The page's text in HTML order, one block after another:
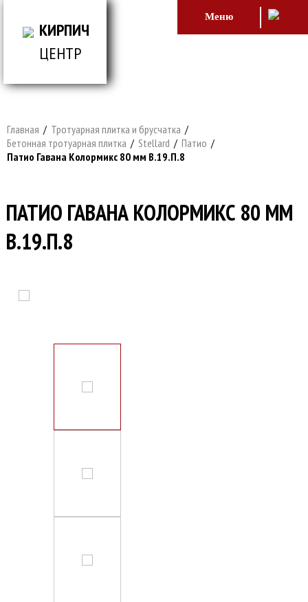
КИРПИЧ
ЦЕНТР
Меню
Главная / Тротуарная плитка и брусчатка /
Бетонная тротуарная плитка / Stellard / Патио /
Патио Гавана Колормикс 80 мм В.19.П.8
ПАТИО ГАВАНА КОЛОРМИКС 80 ММ
В.19.П.8